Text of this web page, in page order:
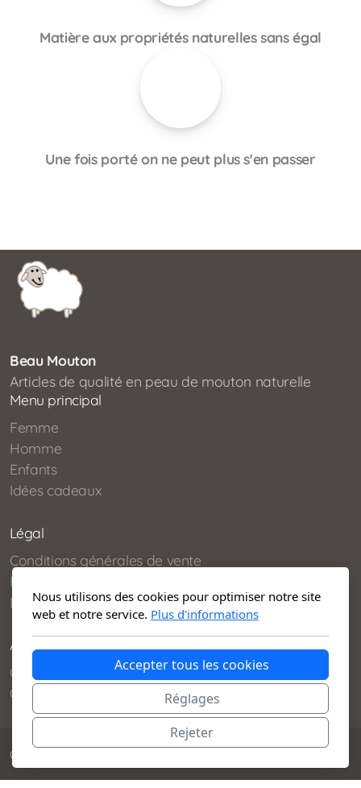
Matière aux propriétés naturelles sans égal
Une fois porté on ne peut plus s'en passer
Beau Mouton
Articles de qualité en peau de mouton naturelle
Menu principal
Femme
Homme
Enfants
Idées cadeaux
Légal
Conditions générales de vente
Politique de confidentialité
Livraisons et retours
Aide et contact
Conseils d’entretien
Contact
© 2021 - 2025 Beau Mouton
Nous utilisons des cookies pour optimiser notre site
web et notre service. Plus d'informations
Accepter tous les cookies
Réglages
Rejeter